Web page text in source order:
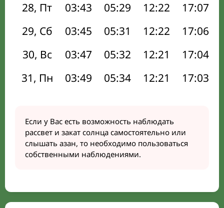
28, Пт
03:43 05:29 12:22 17:07
29, Сб
03:45 05:31 12:22 17:06
30, Вс
03:47 05:32 12:21 17:04
31, Пн
03:49 05:34 12:21 17:03
Если у Вас есть возможность наблюдать
рассвет и закат солнца самостоятельно или
слышать азан, то необходимо пользоваться
собственными наблюдениями.